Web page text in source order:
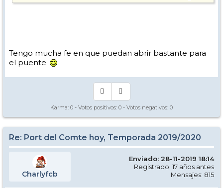
Tengo mucha fe en que puedan abrir bastante para
el puente
Karma: 0 - Votos positivos: 0 - Votos negativos: 0
Re: Port del Comte hoy, Temporada 2019/2020
Charlyfcb
Enviado: 28-11-2019 18:14
Registrado: 17 años antes
Mensajes: 815